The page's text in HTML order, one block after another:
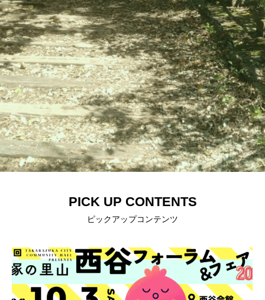
PICK UP CONTENTS
ピックアップコンテンツ